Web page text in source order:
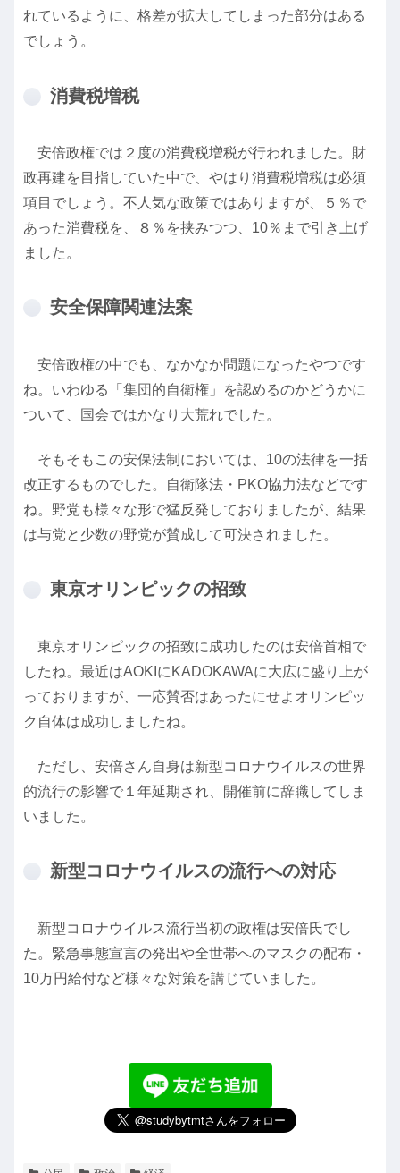
れているように、格差が拡大してしまった部分はある
でしょう。
消費税増税
安倍政権では２度の消費税増税が行われました。財
政再建を目指していた中で、やはり消費税増税は必須
項目でしょう。不人気な政策ではありますが、５％で
あった消費税を、８％を挟みつつ、10％まで引き上げ
ました。
安全保障関連法案
安倍政権の中でも、なかなか問題になったやつです
ね。いわゆる「集団的自衛権」を認めるのかどうかに
ついて、国会ではかなり大荒れでした。
そもそもこの安保法制においては、10の法律を一括
改正するものでした。自衛隊法・PKO協力法などです
ね。野党も様々な形で猛反発しておりましたが、結果
は与党と少数の野党が賛成して可決されました。
東京オリンピックの招致
東京オリンピックの招致に成功したのは安倍首相で
したね。最近はAOKIにKADOKAWAに大広に盛り上が
っておりますが、一応賛否はあったにせよオリンピッ
ク自体は成功しましたね。
ただし、安倍さん自身は新型コロナウイルスの世界
的流行の影響で１年延期され、開催前に辞職してしま
いました。
新型コロナウイルスの流行への対応
新型コロナウイルス流行当初の政権は安倍氏でし
た。緊急事態宣言の発出や全世帯へのマスクの配布・
10万円給付など様々な対策を講じていました。